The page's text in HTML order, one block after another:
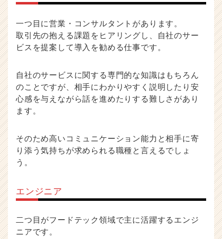
一つ目に営業・コンサルタントがあります。
取引先の抱える課題をヒアリングし、自社のサー
ビスを提案して導入を勧める仕事です。
自社のサービスに関する専門的な知識はもちろん
のことですが、相手にわかりやすく説明したり安
心感を与えながら話を進めたりする難しさがあり
ます。
そのため高いコミュニケーション能力と相手に寄
り添う気持ちが求められる職種と言えるでしょ
う。
エンジニア
二つ目がフードテック領域で主に活躍するエンジ
ニアです。